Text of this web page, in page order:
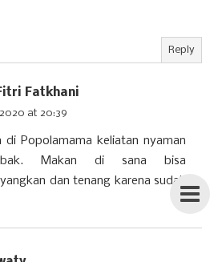
Reply
Fatkhani
2020 at 20:39
di Popolamama keliatan nyaman
Makan di sana bisa
dan tenang karena sudah